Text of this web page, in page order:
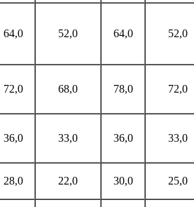
64,0 52,0 64,0 52,0
72,0 68,0 78,0 72,0
36,0 33,0 36,0 33,0
28,0 22,0 30,0 25,0